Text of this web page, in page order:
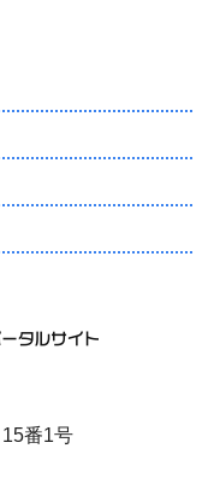
番1号